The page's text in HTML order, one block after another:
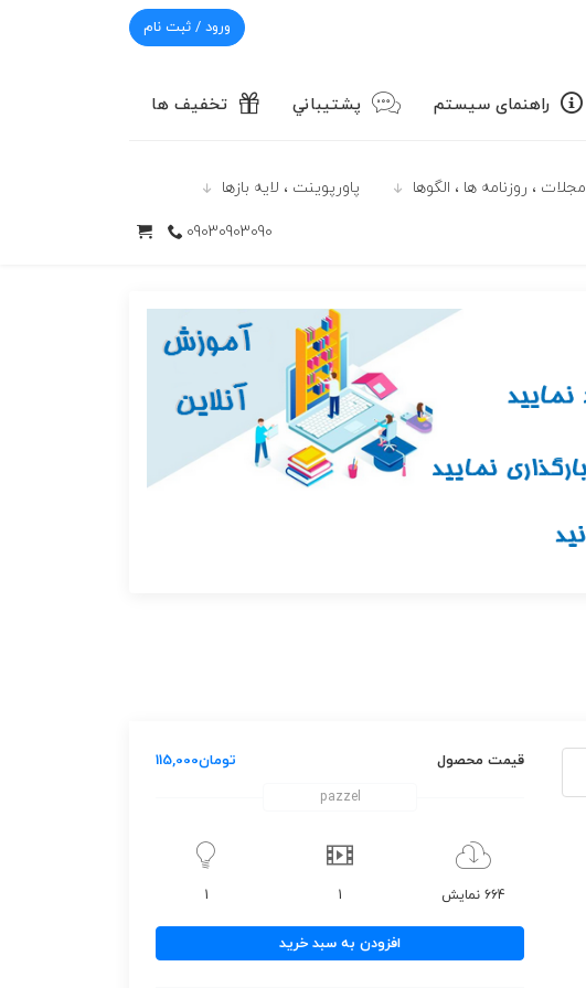
ورود / ثبت نام
راهنمای سیستم پشتيباني تخفیف ها
مجلات ، روزنامه ها ، الگوها پاورپوينت ، لایه بازها
09030903090
قیمت محصول تومان115,000
pazzel
664 نمایش 1
1
آهنگ
افزودن به سبد خرید